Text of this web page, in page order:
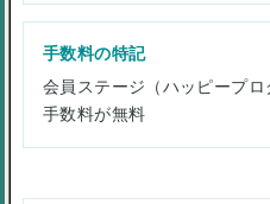
手数料の特記
会員ステージ（ハッピープ
手数料が無料